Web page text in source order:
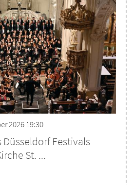
2026 19:30
Düsseldorf Festivals
St. ...